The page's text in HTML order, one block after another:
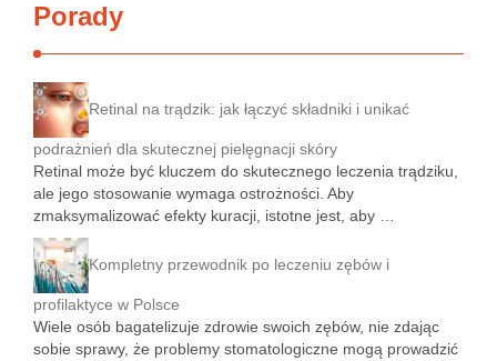
Porady
Retinal na trądzik: jak łączyć składniki i unikać
podrażnień dla skutecznej pielęgnacji skóry
Retinal może być kluczem do skutecznego leczenia trądziku,
ale jego stosowanie wymaga ostrożności. Aby
zmaksymalizować efekty kuracji, istotne jest, aby …
Kompletny przewodnik po leczeniu zębów i
profilaktyce w Polsce
Wiele osób bagatelizuje zdrowie swoich zębów, nie zdając
sobie sprawy, że problemy stomatologiczne mogą prowadzić